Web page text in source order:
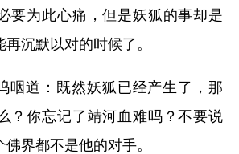
要为此心痛，但是妖狐的事却是
沉默以对的时候了。
咽道：既然妖狐已经产生了，那
？你忘记了靖河血难吗？不要说
界都不是他的对手。